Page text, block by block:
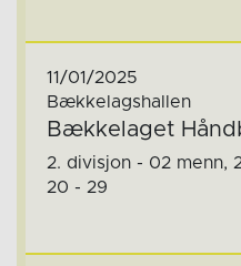
11/01/2025
Bækkelagshallen
Bækkelaget
2. divisjon - 02 menn,
20 - 29